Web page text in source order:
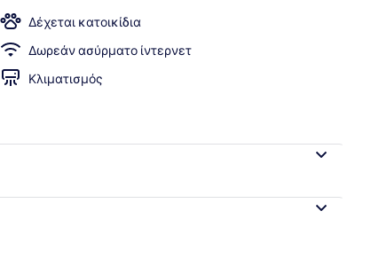
Δέχεται κατοικίδια
Δωρεάν ασύρματο ίντερνετ
Κλιματισμός